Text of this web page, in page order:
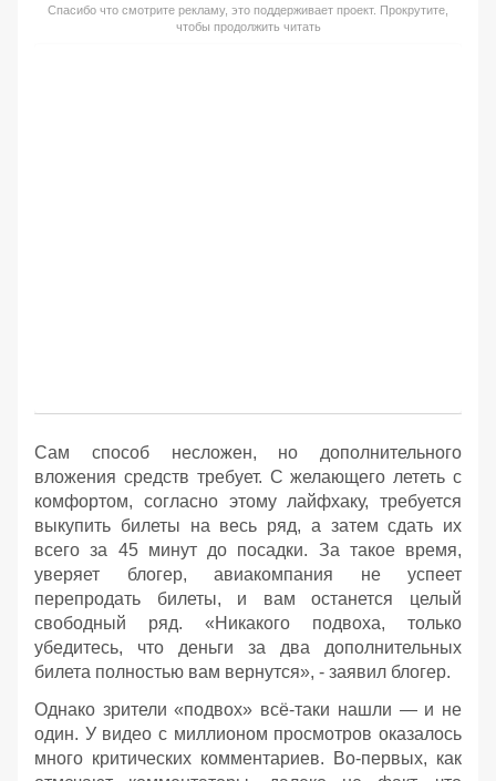
Спасибо что смотрите рекламу, это поддерживает проект. Прокрутите,
чтобы продолжить читать
Сам способ несложен, но дополнительного
вложения средств требует. С желающего лететь с
комфортом, согласно этому лайфхаку, требуется
выкупить билеты на весь ряд, а затем сдать их
всего за 45 минут до посадки. За такое время,
уверяет блогер, авиакомпания не успеет
перепродать билеты, и вам останется целый
свободный ряд. «Никакого подвоха, только
убедитесь, что деньги за два дополнительных
билета полностью вам вернутся», - заявил блогер.
Однако зрители «подвох» всё-таки нашли — и не
один. У видео с миллионом просмотров оказалось
много критических комментариев. Во-первых, как